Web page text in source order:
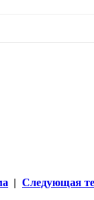
| Следующая